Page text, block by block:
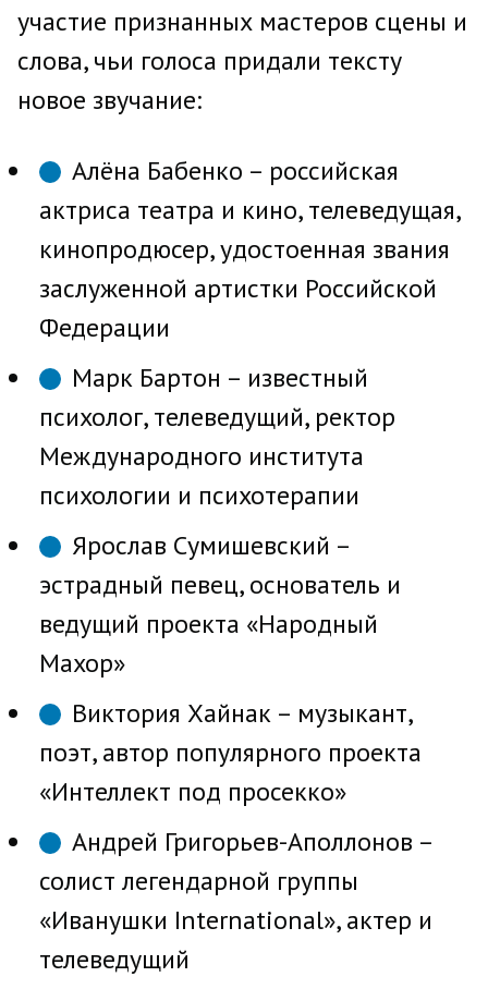
участие признанных мастеров сцены и
слова, чьи голоса придали тексту
новое звучание:
Алёна Бабенко – российская
актриса театра и кино, телеведущая,
кинопродюсер, удостоенная звания
заслуженной артистки Российской
Федерации
Марк Бартон – известный
психолог, телеведущий, ректор
Международного института
психологии и психотерапии
Ярослав Сумишевский –
эстрадный певец, основатель и
ведущий проекта «Народный
Махор»
Виктория Хайнак – музыкант,
поэт, автор популярного проекта
«Интеллект под просекко»
Андрей Григорьев-Аполлонов –
солист легендарной группы
«Иванушки International», актер и
телеведущий